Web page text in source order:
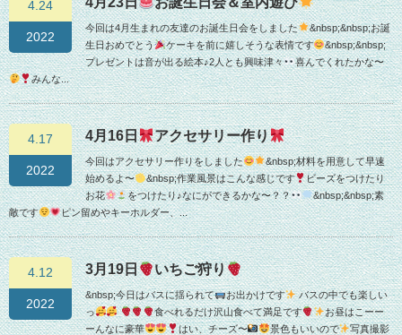
4.24
2022
今回は4月生まれの友達のお誕生日会をしました
&nbsp;&nbsp;お誕
生日おめでとう
ケーキを前に嬉しそうな表情です
&nbsp;&nbsp;
プレゼントは音が出る絵本♪2人とも興味津々
喜んでくれたかな〜
みんな...
4.17
2022
4月16日 アクセサリー作り
今回はアクセサリー作りをしました
&nbsp;材料を用意して早速
始めるよ〜
&nbsp;作業風景はこんな感じです
ビーズをつけたり
お花
をつけたり♪なにができるかな〜？？
&nbsp;&nbsp;素
敵です
ピン留めやキーホルダー、...
4.12
2022
3月19日 いちご狩り
&nbsp;今日はバスに揺られて お出かけです
バスの中でも楽しい
っ
食べれるだけ沢山食べて満足です
お昼はこーー
ーんなに豪華
はい、チーズ〜 景色もいいので
写真撮影